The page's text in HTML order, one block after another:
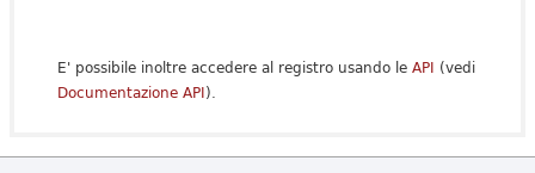
E' possibile inoltre accedere al registro usando le API (vedi
Documentazione API).